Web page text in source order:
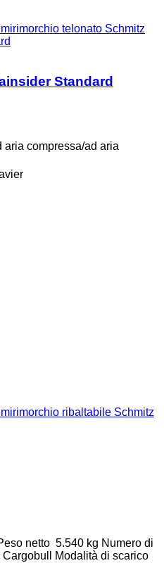
telonato Schmitz
Standard
aria compressa/ad aria
ribaltabile Schmitz
netto 5.540 kg Numero di
Modalità di scarico